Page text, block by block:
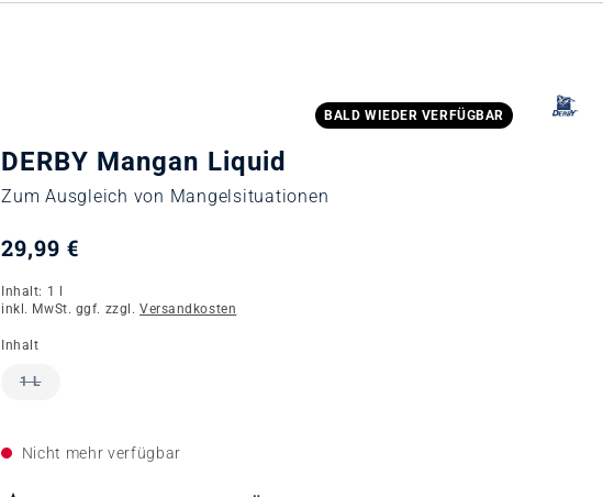
BALD WIEDER VERFÜGBAR
DERBY Mangan Liquid
Zum Ausgleich von Mangelsituationen
29,99 €
Inhalt: 1 l
inkl. MwSt. ggf. zzgl. Versandkosten
Inhaltauswählen
1 L(DIESE OPTION IST ZURZEIT NICHT VERFÜGBAR.)
Nicht mehr verfügbar